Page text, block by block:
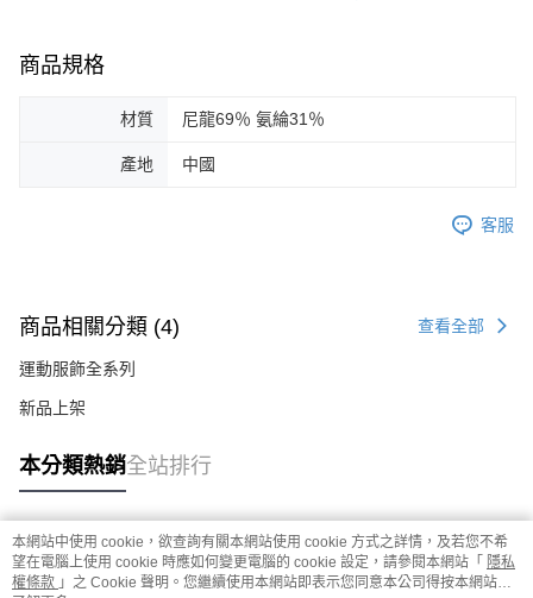
商品規格
材質 尼龍69％ 氨綸31％
產地 中國
客服
商品相關分類 (4) 查看全部
運動服飾全系列
新品上架
本分類熱銷全站排行
熱門標籤
本網站中使用 cookie，欲查詢有關本網站使用 cookie 方式之詳情，及若您不希
望在電腦上使用 cookie 時應如何變更電腦的 cookie 設定，請參閱本網站「 隱私
權條款 」之 Cookie 聲明。您繼續使用本網站即表示您同意本公司得按本網站使